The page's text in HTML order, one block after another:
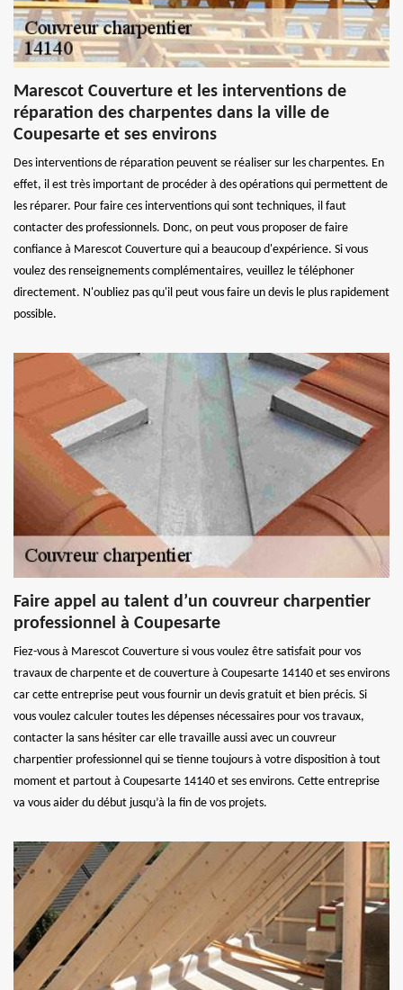
Marescot Couverture et les interventions de
réparation des charpentes dans la ville de
Coupesarte et ses environs
Des interventions de réparation peuvent se réaliser sur les charpentes. En
effet, il est très important de procéder à des opérations qui permettent de
les réparer. Pour faire ces interventions qui sont techniques, il faut
contacter des professionnels. Donc, on peut vous proposer de faire
confiance à Marescot Couverture qui a beaucoup d'expérience. Si vous
voulez des renseignements complémentaires, veuillez le téléphoner
directement. N'oubliez pas qu'il peut vous faire un devis le plus rapidement
possible.
Faire appel au talent d’un couvreur charpentier
professionnel à Coupesarte
Fiez-vous à Marescot Couverture si vous voulez être satisfait pour vos
travaux de charpente et de couverture à Coupesarte 14140 et ses environs
car cette entreprise peut vous fournir un devis gratuit et bien précis. Si
vous voulez calculer toutes les dépenses nécessaires pour vos travaux,
contacter la sans hésiter car elle travaille aussi avec un couvreur
charpentier professionnel qui se tienne toujours à votre disposition à tout
moment et partout à Coupesarte 14140 et ses environs. Cette entreprise
va vous aider du début jusqu’à la fin de vos projets.